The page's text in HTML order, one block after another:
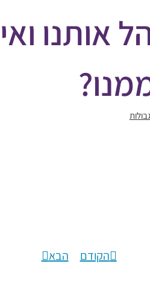
אותנו
הקודם הבא